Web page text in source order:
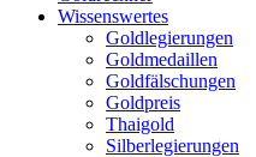
Wissenswertes
Goldlegierungen
Goldmedaillen
Goldfälschungen
Goldpreis
Thaigold
Silberlegierungen